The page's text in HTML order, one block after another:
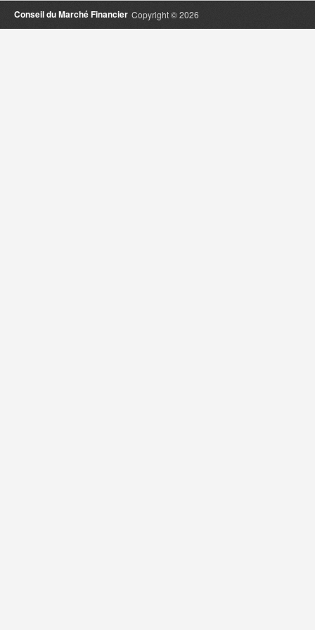
Copyright © 2026
Conseil du Marché Financier